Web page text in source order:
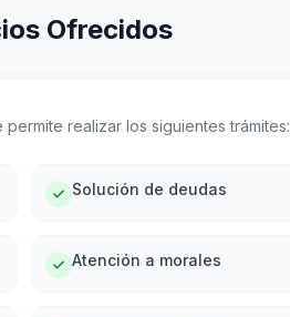
Ofrecidos
realizar los siguientes trámites:
Solución de deudas
Atención a morales